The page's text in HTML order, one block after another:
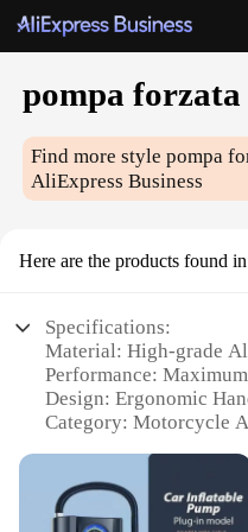
pompa forzata
Find more stylepompa
AliExpress Business
Here are the products found
Specifications:
Material: High-grade
Performance:
Design: Ergonomic
Category: Motorcycle
Size: Compact and
Features: